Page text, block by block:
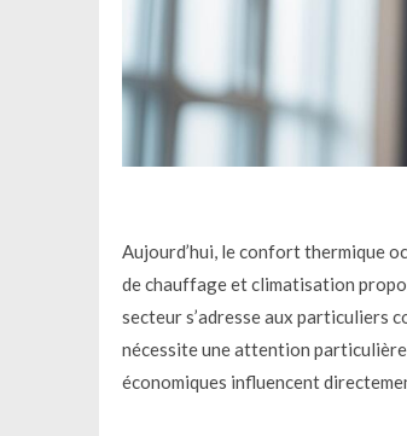
Aujourd’hui, le confort thermique
de chauffage et climatisation
secteur s’adresse aux particuliers
nécessite une attention particulière
économiques influencent